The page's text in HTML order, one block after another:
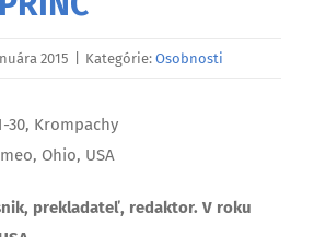
2015 Kategórie: Osobnosti
30, Krompachy
Ohio, USA
prekladateľ, redaktor. V roku